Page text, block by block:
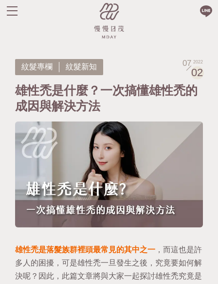
紋髮專欄 紋髮新知
雄性禿是什麼？一次搞懂雄性禿的
成因與解決方法
07
02
2022
雄性禿是落髮族群裡頭最常見的其中之一 ，而這也是許
多人的困擾，可是雄性禿一旦發生之後，究竟要如何解
決呢？因此，此篇文章將與大家一起探討雄性禿究竟是